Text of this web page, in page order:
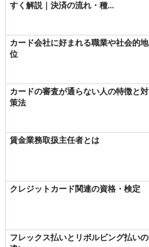
すく解説｜決済の流れ・種...
カード会社に好まれる職業や社会的地
位
カードの審査が通らない人の特徴と対
策法
賃金業務取扱主任者とは
クレジットカード関連の資格・検定
フレックス払いとリボルビング払いの